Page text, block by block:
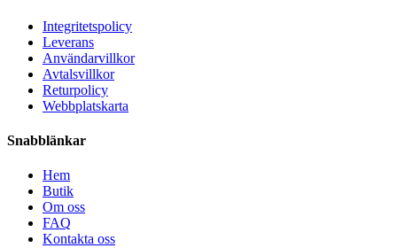
Integritetspolicy
Leverans
Användarvillkor
Avtalsvillkor
Returpolicy
Webbplatskarta
Snabblänkar
Hem
Butik
Om oss
FAQ
Kontakta oss